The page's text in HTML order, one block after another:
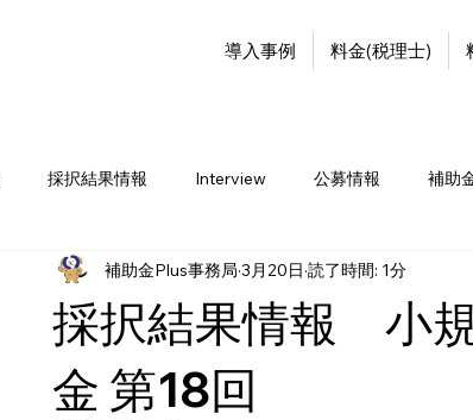
導入事例 料金(税理士)
採択結果情報 Interview 公募情報 補助
採択結果情報 小
金 第18回
補助金Plus事務局 3月20日 読了時間: 1分